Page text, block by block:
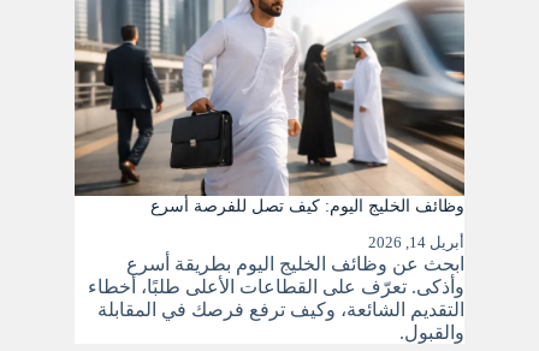
وظائف الخليج اليوم: كيف تصل للفرصة أسرع
أبريل 14, 2026
ابحث عن وظائف الخليج اليوم بطريقة أسرع
وأذكى. تعرّف على القطاعات الأعلى طلبًا، أخطاء
التقديم الشائعة، وكيف ترفع فرصك في المقابلة
والقبول.